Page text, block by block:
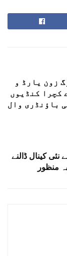
زون یارڈ و
کچرا کنڈیوں
باؤنڈری وال
کینال ڈالنے
منظور